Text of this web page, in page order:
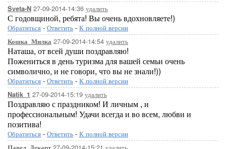
Sveta-N 27-09-2014-14:36 удалить
С годовщиной, ребята! Вы очень вдохновляете!)
Обратиться - Ответить - К полной версии
Кошка_Милка 27-09-2014-14:54 удалить
Наташа, от всей души поздравляю!
Пожениться в день туризма для вашей семьи очень
символично, и не говори, что вы не знали!))
Обратиться - Ответить - К полной версии
Natik_1 27-09-2014-15:19 удалить
Поздравляю с праздником! И личным , и
профессиональным! Удачи всегда и во всем, любви и
позитива!
Обратиться - Ответить - К полной версии